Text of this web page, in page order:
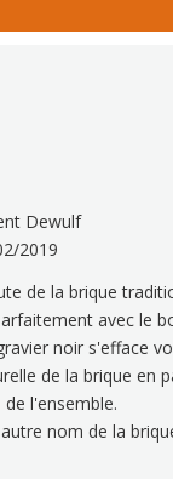
Dewulf
2019
de la brique
avec le
noir s'efface
de la brique en
l'ensemble.
nom de la